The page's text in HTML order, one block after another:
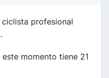
ciclista profesional
momento tiene 21